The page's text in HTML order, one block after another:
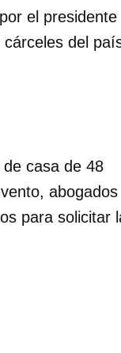
el presidente
del
casa de 48
abogados
para solicitar